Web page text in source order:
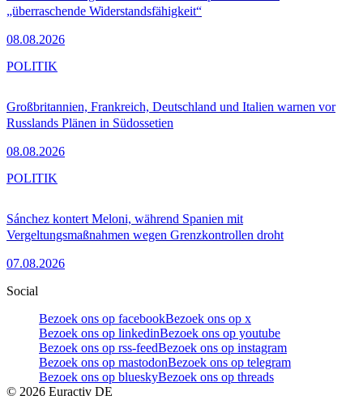
„überraschende Widerstandsfähigkeit“
08.08.2026
Großbritannien, Frankreich, Deutschland und Italien warnen vor
Russlands Plänen in Südossetien
08.08.2026
POLITIK
Sánchez kontert Meloni, während Spanien mit
Vergeltungsmaßnahmen wegen Grenzkontrollen droht
07.08.2026
POLITIK
Social
Bezoek ons op facebookBezoek ons op x
Bezoek ons op linkedinBezoek ons op youtube
Bezoek ons op rss-feedBezoek ons op instagram
Bezoek ons op mastodonBezoek ons op telegram
Bezoek ons op blueskyBezoek ons op threads
© 2026 Euractiv DE